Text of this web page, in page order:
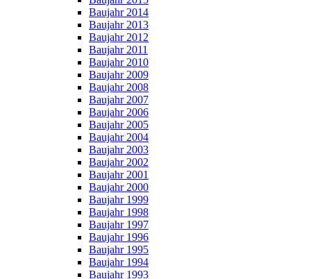
Baujahr 2014
Baujahr 2013
Baujahr 2012
Baujahr 2011
Baujahr 2010
Baujahr 2009
Baujahr 2008
Baujahr 2007
Baujahr 2006
Baujahr 2005
Baujahr 2004
Baujahr 2003
Baujahr 2002
Baujahr 2001
Baujahr 2000
Baujahr 1999
Baujahr 1998
Baujahr 1997
Baujahr 1996
Baujahr 1995
Baujahr 1994
Baujahr 1993